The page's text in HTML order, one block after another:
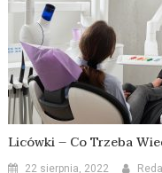
Licówki – Co Trzeba
22 sierpnia, 2022